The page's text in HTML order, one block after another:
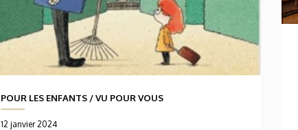
POUR LES ENFANTS/VU POUR VOUS
12 janvier 2024